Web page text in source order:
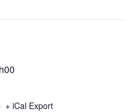
+ iCal Export